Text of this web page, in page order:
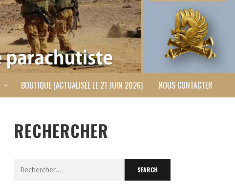
BOUTIQUE (ACTUALISÉE LE 21 JUIN 2026) NOUS CONTACTER
RECHERCHER